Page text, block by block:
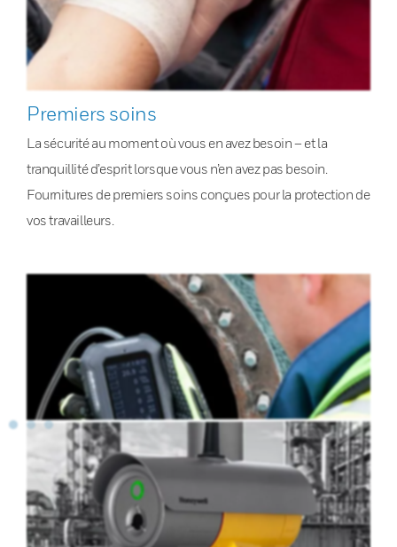
Premiers soins
La sécurité au moment où vous en avez besoin – et la
tranquillité d’esprit lorsque vous n’en avez pas besoin.
Fournitures de premiers soins conçues pour la protection de
vos travailleurs.